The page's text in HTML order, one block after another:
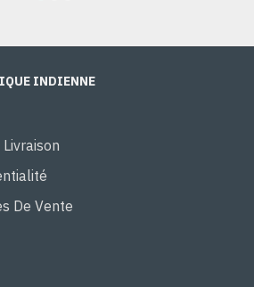
INDIENNE
De Vente